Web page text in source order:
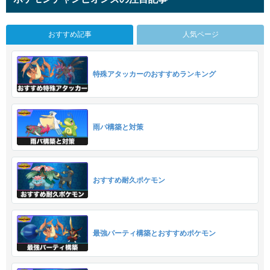
おすすめ記事 人気ページ
特殊アタッカーのおすすめランキング
雨パ構築と対策
おすすめ耐久ポケモン
最強パーティ構築とおすすめポケモン